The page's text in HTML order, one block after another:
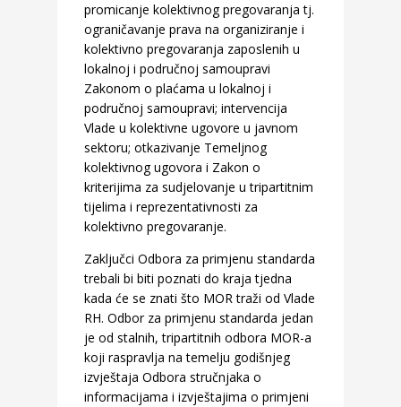
promicanje kolektivnog pregovaranja tj.
ograničavanje prava na organiziranje i
kolektivno pregovaranja zaposlenih u
lokalnoj i područnoj samoupravi
Zakonom o plaćama u lokalnoj i
područnoj samoupravi; intervencija
Vlade u kolektivne ugovore u javnom
sektoru; otkazivanje Temeljnog
kolektivnog ugovora i Zakon o
kriterijima za sudjelovanje u tripartitnim
tijelima i reprezentativnosti za
kolektivno pregovaranje.
Zaključci Odbora za primjenu standarda
trebali bi biti poznati do kraja tjedna
kada će se znati što MOR traži od Vlade
RH. Odbor za primjenu standarda jedan
je od stalnih, tripartitnih odbora MOR-a
koji raspravlja na temelju godišnjeg
izvještaja Odbora stručnjaka o
informacijama i izvještajima o primjeni